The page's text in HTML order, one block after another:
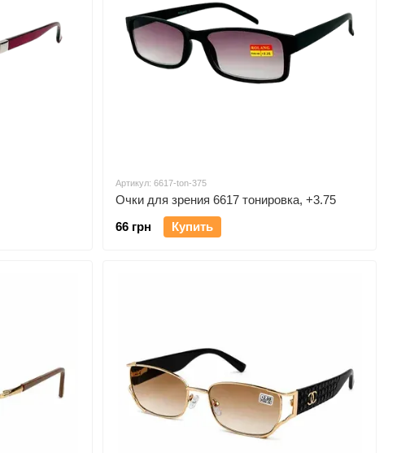
Артикул: 6617-ton-375
Очки для зрения 6617 тонировка, +3.75
66 грн
Купить